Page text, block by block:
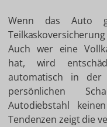
Wenn das Auto
Auch wer eine
hat, wird
automatisch in der
persönlichen
Autodiebstahl
Tendenzen zeigt die